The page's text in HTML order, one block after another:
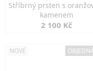
Stříbrný prsten s
kamenem
2 100 Kč
NOVÉ